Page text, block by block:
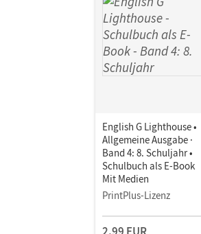
English G Lighthouse •
Allgemeine Ausgabe ·
Band 4: 8. Schuljahr •
Schulbuch als E-Book
Mit Medien
PrintPlus-Lizenz